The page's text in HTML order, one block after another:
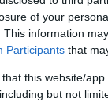
of your
This information
Participants that
that this website/
but not